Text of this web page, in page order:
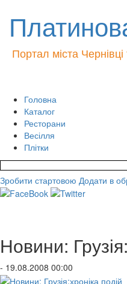
Портал міста
Головна
Каталог
Ресторани
Весілля
Плітки
Зробити стартовою Додати в
Новини:
- 19.08.2008 00:00